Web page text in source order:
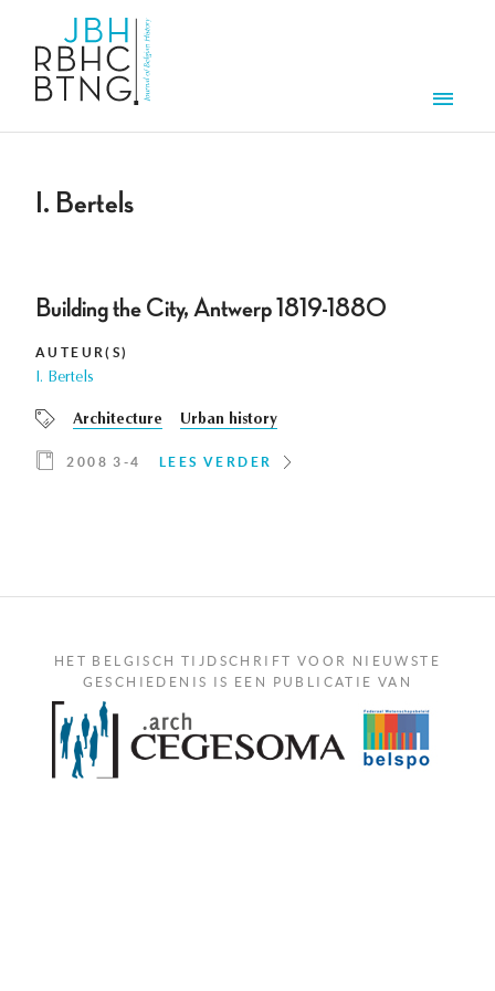
I. Bertels
Building the City, Antwerp 1819-1880
AUTEUR(S)
I. Bertels
Architecture Urban history
2008 3-4 LEES VERDER
HET BELGISCH TIJDSCHRIFT VOOR NIEUWSTE
GESCHIEDENIS IS EEN PUBLICATIE VAN